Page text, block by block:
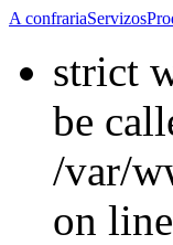
A confrariaServizos
strict
be
/var/
on